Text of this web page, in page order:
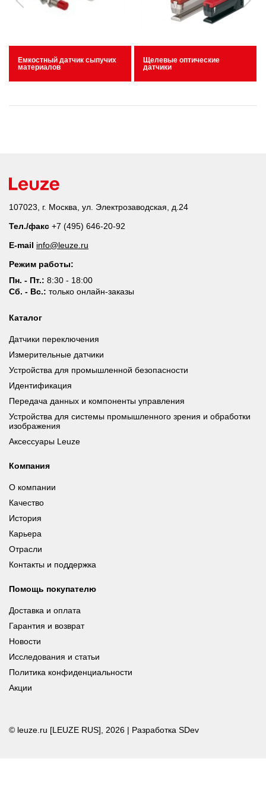
Емкостный датчик сыпучих
материалов
Щелевые оптические
датчики
107023, г. Москва, ул. Электрозаводская, д.24
Тел./факс +7 (495) 646-20-92
E-mail info@leuze.ru
Режим работы:
Пн. - Пт.: 8:30 - 18:00
Сб. - Вс.: только онлайн-заказы
Каталог
Датчики переключения
Измерительные датчики
Устройства для промышленной безопасности
Идентификация
Передача данных и компоненты управления
Устройства для системы промышленного зрения и обработки
изображения
Аксессуары Leuze
Компания
О компании
Качество
История
Карьера
Отрасли
Контакты и поддержка
Помощь покупателю
Доставка и оплата
Гарантия и возврат
Новости
Исследования и статьи
Политика конфиденциальности
Акции
© leuze.ru [LEUZE RUS], 2026 | Разработка SDev